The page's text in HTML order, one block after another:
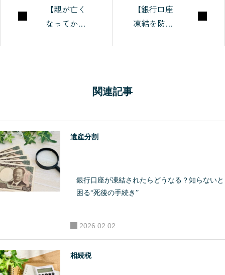
間約500件の相続相談に対
応し、遺言・信託などの
法律文書の組成、税申
産・建築など、資産に関
し、活用、運用など、幅
く、相続・事業承継に特
化したコンサルタントと
上の資産を動かす相続・
事業承継対策に携わる。
【親が亡く
なってから
り方
【銀行口座
凍結を防
関連記事
遺産分割
銀行口座が凍結されたらどうなる？知らないと
困る“死後の手続き”
2026.02.02
相続税